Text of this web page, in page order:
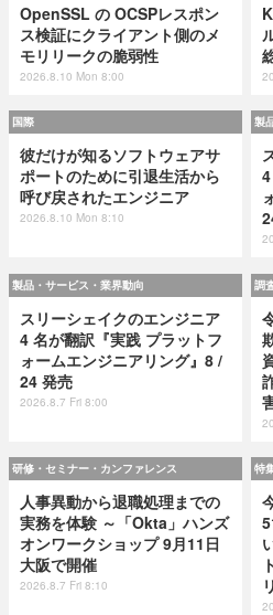
OpenSSL の OCSPレスポン
ス検証にクライアント側のメ
モリリークの脆弱性
2026.8.10 Mon 8:00
国際
彼だけが知るソフトウェアサ
ポートのために引退生活から
呼び戻されたエンジニア
2026.8.10 Mon 8:10
製
製品・サービス・業界動向
スリーシェイクのエンジニア
4 名が翻訳『実践 プラットフ
ォームエンジニアリング』8 /
24 発売
2026.8.7 Fri 8:00
調
研修・セミナー・カンファレンス
人事異動から退職処理までの
実務を体験 ～「Okta」ハンズ
オンワークショップ 9月11日
大阪で開催
2026.8.7 Fri 8:10
特